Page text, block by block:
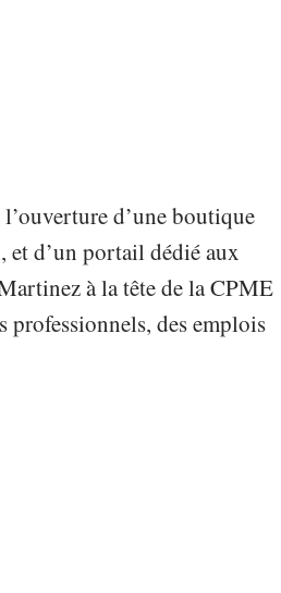
d’une boutique
et d’un portail dédié aux
à la tête de la CPME
professionnels, des emplois